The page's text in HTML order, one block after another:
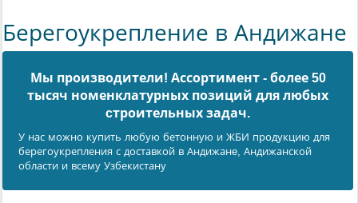
Берегоукрепление в Андижане
Мы производители! Ассортимент - более 50
тысяч номенклатурных позиций для любых
cтроительных задач.
У нас можно купить любую бетонную и ЖБИ продукцию для
берегоукрепления с доставкой в Андижанe, Андижанской
области и всему Узбекистану